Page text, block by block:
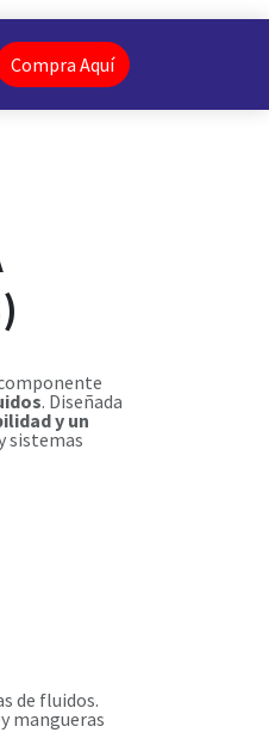
Compra Aquí
. Diseñada
y un
sistemas
de fluidos.
mangueras